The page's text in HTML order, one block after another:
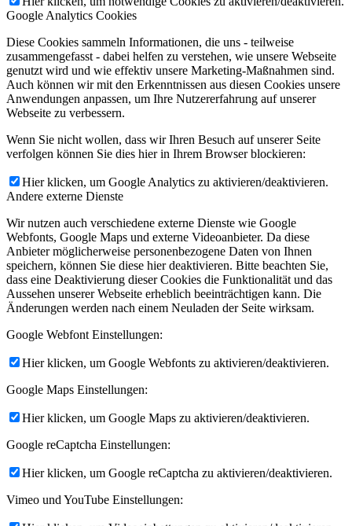
Google Analytics Cookies
Diese Cookies sammeln Informationen, die uns - teilweise
zusammengefasst - dabei helfen zu verstehen, wie unsere Webseite
genutzt wird und wie effektiv unsere Marketing-Maßnahmen sind.
Auch können wir mit den Erkenntnissen aus diesen Cookies unsere
Anwendungen anpassen, um Ihre Nutzererfahrung auf unserer
Webseite zu verbessern.
Wenn Sie nicht wollen, dass wir Ihren Besuch auf unserer Seite
verfolgen können Sie dies hier in Ihrem Browser blockieren:
Hier klicken, um Google Analytics zu aktivieren/deaktivieren.
Andere externe Dienste
Wir nutzen auch verschiedene externe Dienste wie Google
Webfonts, Google Maps und externe Videoanbieter. Da diese
Anbieter möglicherweise personenbezogene Daten von Ihnen
speichern, können Sie diese hier deaktivieren. Bitte beachten Sie,
dass eine Deaktivierung dieser Cookies die Funktionalität und das
Aussehen unserer Webseite erheblich beeinträchtigen kann. Die
Änderungen werden nach einem Neuladen der Seite wirksam.
Google Webfont Einstellungen:
Hier klicken, um Google Webfonts zu aktivieren/deaktivieren.
Google Maps Einstellungen:
Hier klicken, um Google Maps zu aktivieren/deaktivieren.
Google reCaptcha Einstellungen:
Hier klicken, um Google reCaptcha zu aktivieren/deaktivieren.
Vimeo und YouTube Einstellungen: